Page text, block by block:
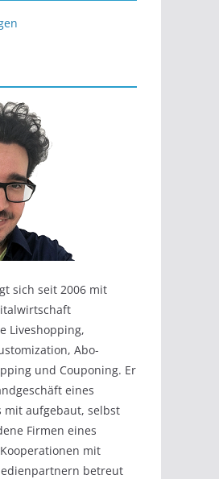
sich seit 2006 mit
Liveshopping,
Abo-
und Couponing. Er
eines
aufgebaut, selbst
Firmen eines
mit
betreut